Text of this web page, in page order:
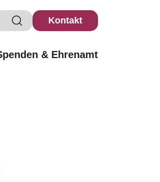
Kontakt
& Ehrenamt